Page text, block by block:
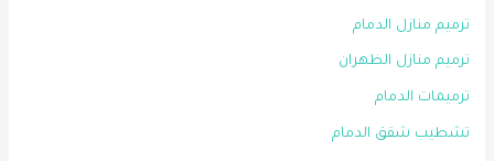
ترميم منازل الدمام
ترميم منازل الظهران
ترميمات الدمام
تشطيب شقق الدمام